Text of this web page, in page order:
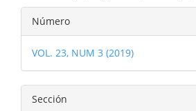
Detalles
del
artículo
Número
VOL. 23, NUM 3 (2019)
Sección